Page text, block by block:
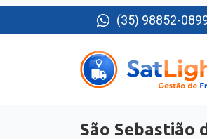
(35) 98852-
São Sebastião